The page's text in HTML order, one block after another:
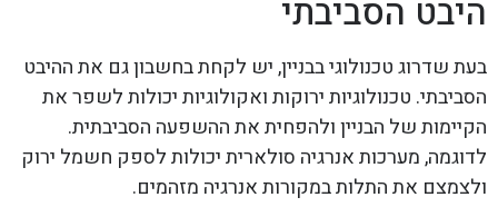
היבט הסביבתי
בעת שדרוג טכנולוגי בבניין, יש לקחת בחשבון גם את ההיבט
הסביבתי. טכנולוגיות ירוקות ואקולוגיות יכולות לשפר את
הקיימות של הבניין ולהפחית את ההשפעה הסביבתית.
לדוגמה, מערכות אנרגיה סולארית יכולות לספק חשמל ירוק
ולצמצם את התלות במקורות אנרגיה מזהמים.